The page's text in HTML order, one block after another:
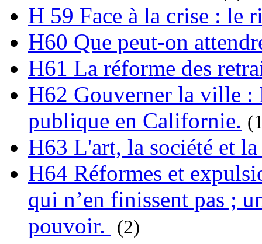
H 59 Face à la crise : le
H60 Que peut-on
H61 La réforme des
H62 Gouverner la ville :
publique en Californie.
H63 L'art, la société et
H64 Réformes et
qui n’en finissent pas ;
pouvoir.
(2)